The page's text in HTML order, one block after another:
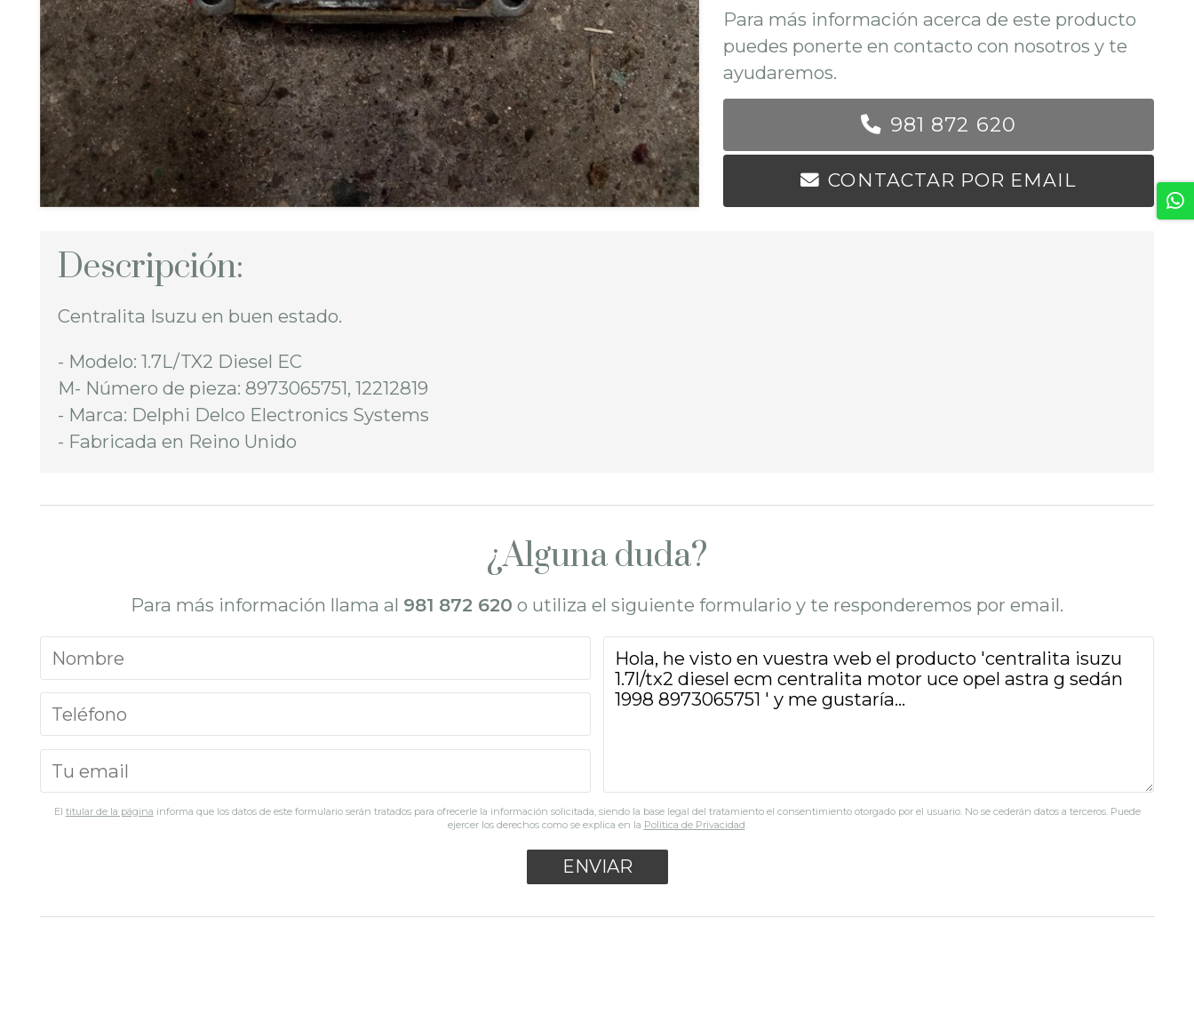
Para más información acerca de este producto
puedes ponerte en contacto con nosotros y te
ayudaremos.
981 872 620
CONTACTAR POR EMAIL
Descripción:
Centralita Isuzu en buen estado.
- Modelo: 1.7L/TX2 Diesel EC
M- Número de pieza: 8973065751, 12212819
- Marca: Delphi Delco Electronics Systems
- Fabricada en Reino Unido
¿Alguna duda?
Para más información llama al 981 872 620 o utiliza el siguiente formulario y te responderemos por email.
El titular de la página informa que los datos de este formulario serán tratados para ofrecerle la información solicitada, siendo la base legal del tratamiento el consentimiento otorgado por el usuario. No se cederán datos a terceros. Puede
ejercer los derechos como se explica en la Política de Privacidad.